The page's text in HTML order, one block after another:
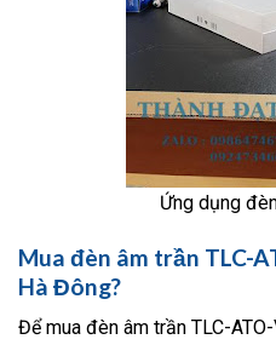
Ứng dụng
Mua đèn âm trần TLC-
Hà Đông?
Để mua đèn âm trần TLC-